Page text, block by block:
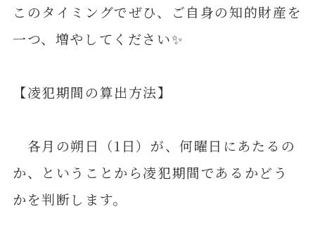
このタイミングでぜひ、ご自身の知的財産を
一つ、増やしてください✨
【凌犯期間の算出方法】
各月の朔日（1日）が、何曜日にあたるの
か、ということから凌犯期間であるかどう
かを判断します。